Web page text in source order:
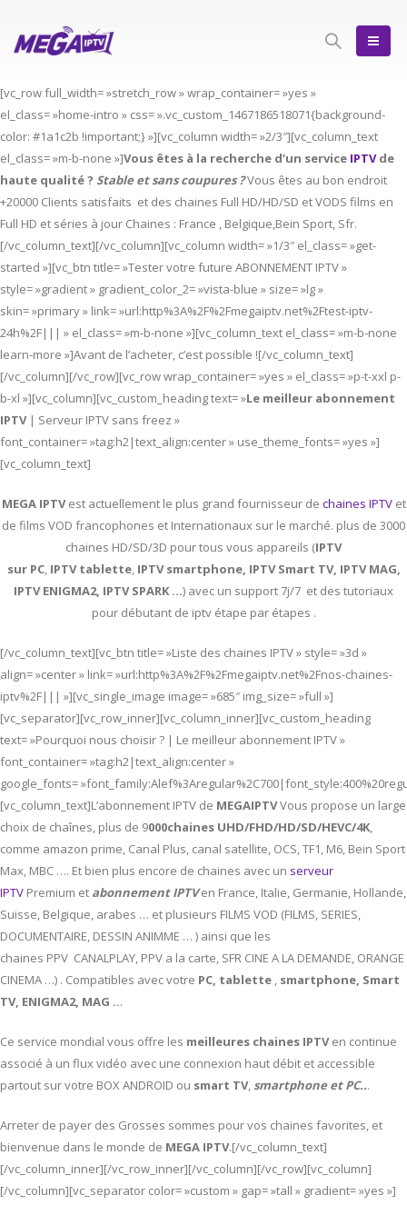
[vc_row full_width= »stretch_row » wrap_container= »yes »
el_class= »home-intro » css= ».vc_custom_1467186518071{background-
color: #1a1c2b !important;} »][vc_column width= »2/3″][vc_column_text
el_class= »m-b-none »]Vous êtes à la recherche d’un service IPTVde
haute qualité ? Stable et sans coupures ?Vous êtes au bon endroit
+20000 Clients satisfaits et des chaines Full HD/HD/SD et VODS films en
Full HD et séries à jour Chaines : France , Belgique,Bein Sport, Sfr.
[/vc_column_text][/vc_column][vc_column width= »1/3″ el_class= »get-
started »][vc_btn title= »Tester votre future ABONNEMENT IPTV »
style= »gradient » gradient_color_2= »vista-blue » size= »lg »
skin= »primary » link= »url:http%3A%2F%2Fmegaiptv.net%2Ftest-iptv-
24h%2F||| » el_class= »m-b-none »][vc_column_text el_class= »m-b-none
learn-more »]Avant de l’acheter, c’est possible ![/vc_column_text]
[/vc_column][/vc_row][vc_row wrap_container= »yes » el_class= »p-t-xxl p-
b-xl »][vc_column][vc_custom_heading text= »Le meilleur abonnement
IPTV | Serveur IPTV sans freez »
font_container= »tag:h2|text_align:center » use_theme_fonts= »yes »]
[vc_column_text]
MEGA IPTVest actuellement le plus grand fournisseur de chaines IPTVet
de films VOD francophones et Internationaux sur le marché. plus de 3000
chaines HD/SD/3D pour tous vous appareils (IPTV
sur PC, IPTVtablette, IPTVsmartphone, IPTV Smart TV, IPTV MAG,
IPTV ENIGMA2, IPTV SPARK …) avec un support 7j/7 et des tutoriaux
pour débutant de iptv étape par étapes .
[/vc_column_text][vc_btn title= »Liste des chaines IPTV » style= »3d »
align= »center » link= »url:http%3A%2F%2Fmegaiptv.net%2Fnos-chaines-
iptv%2F||| »][vc_single_image image= »685″ img_size= »full »]
[vc_separator][vc_row_inner][vc_column_inner][vc_custom_heading
text= »Pourquoi nous choisir ? | Le meilleur abonnement IPTV »
font_container= »tag:h2|text_align:center »
google_fonts=
[vc_column_text]L’abonnement IPTV de MEGAIPTVVous propose un large
choix de chaînes, plus de 9000chaines UHD/FHD/HD/SD/HEVC/4K,
comme amazon prime, Canal Plus, canal satellite, OCS, TF1, M6, Bein Sport
Max, MBC …. Et bien plus encore de chaines avec un serveur
IPTV Premium et abonnement IPTVen France, Italie, Germanie, Hollande,
Suisse, Belgique, arabes … et plusieurs FILMS VOD (FILMS, SERIES,
DOCUMENTAIRE, DESSIN ANIMME … ) ainsi que les
chaines PPV CANALPLAY, PPV a la carte, SFR CINE A LA DEMANDE, ORANGE
CINEMA …) . Compatibles avec votre PC, tablette , smartphone, Smart
TV, ENIGMA2, MAG ...
Ce service mondial vous offre les meilleures chaines IPTVen continue
associé à un flux vidéo avec une connexion haut débit et accessible
partout sur votre BOX ANDROID ou smart TV,smartphone et PC...
Arreter de payer des Grosses sommes pour vos chaines favorites, et
bienvenue dans le monde de MEGA IPTV.[/vc_column_text]
[/vc_column_inner][/vc_row_inner][/vc_column][/vc_row][vc_column]
[/vc_column][vc_separator color= »custom » gap= »tall » gradient= »yes »]